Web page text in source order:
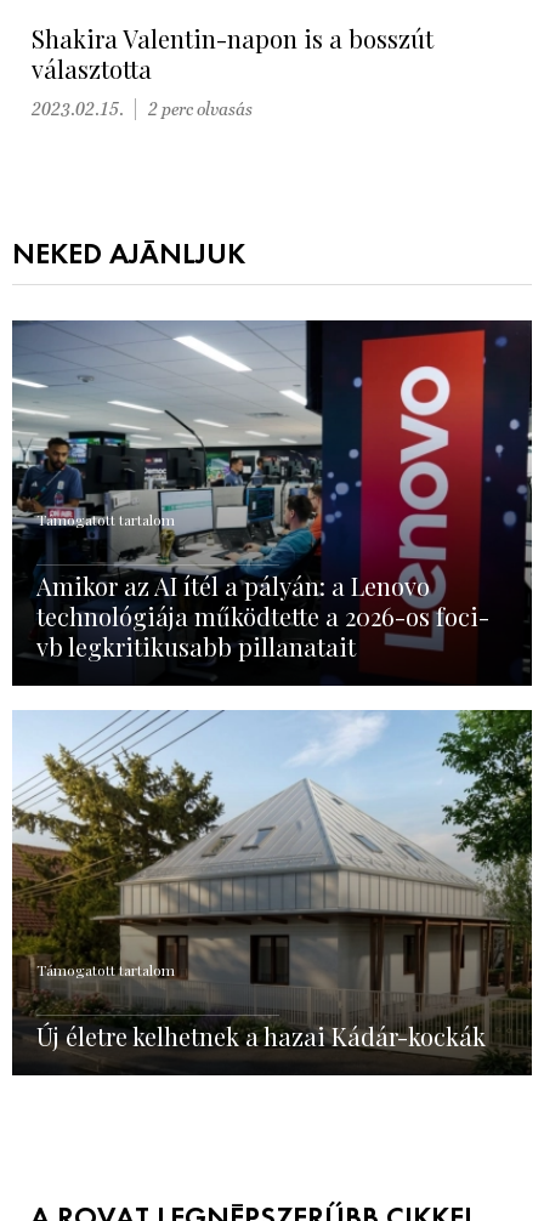
Shakira Valentin-napon is a bosszút
választotta
2023.02.15. 2 perc olvasás
NEKED AJÁNLJUK
Támogatott tartalom
Amikor az AI ítél a pályán: a Lenovo
technológiája működtette a 2026-os foci-
vb legkritikusabb pillanatait
Támogatott tartalom
Új életre kelhetnek a hazai Kádár-kockák